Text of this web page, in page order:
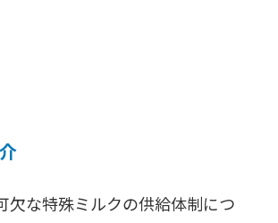
欠な特殊ミルクの供給体制につ